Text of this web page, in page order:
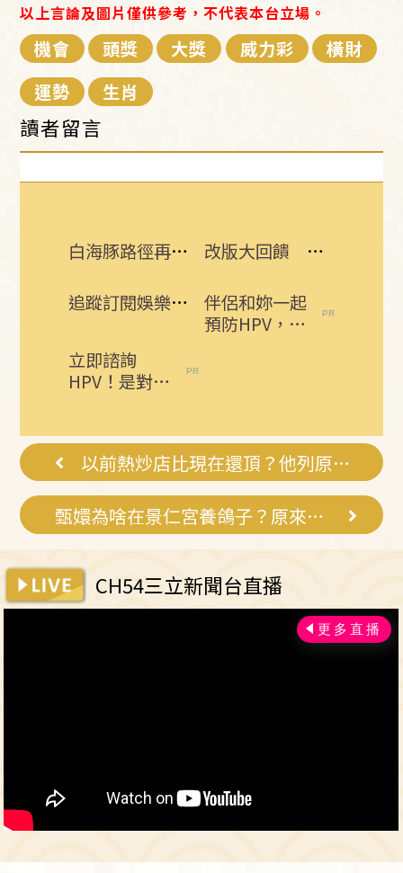
以上言論及圖片僅供參考，不代表本台立場。
機會 頭獎 大獎 威力彩
橫財
運勢
生肖
讀者留言
白海豚路徑再變 吳聖宇：離台灣又更近了 改版大回饋 熱門3C大獎接力送
追蹤訂閱娛樂星聞 給你最即時的娛樂星鮮事
伴侶和妳一起
預防HPV，才
立即諮詢
HPV！是對自
在不嫌晚...
以前熱炒店比現在還頂？他列原因網點頭了
甄嬛為啥在景仁宮養鴿子？原來這麼狠
CH54三立新聞台直播